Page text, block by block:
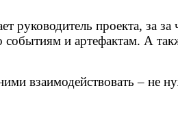
руководитель проекта, за
и артефактам. А
взаимодействовать – не